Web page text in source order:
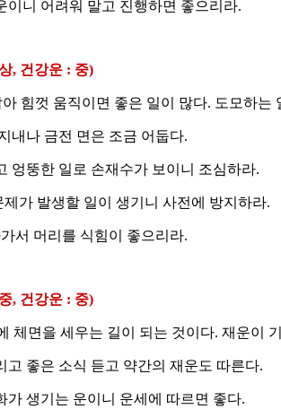
이니 어려워 말고 진행하면 좋으리라.
, 건강운 : 중)
힘껏 움직이면 좋은 일이 많다. 도모하
내나 금전 면은 조금 어둡다.
엉뚱한 일로 손재수가 보이니 조심하라.
가 발생할 일이 생기니 사전에 방지하라.
서 머리를 식힘이 좋으리라.
, 건강운 : 중)
체면을 세우는 길이 되는 것이다. 재운이
고 좋은 소식 듣고 약간의 재운도 따른다.
가 생기는 운이니 운세에 따르면 좋다.